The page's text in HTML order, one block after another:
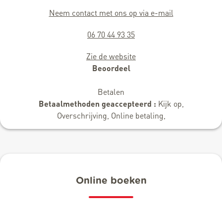
Neem contact met ons op via e-mail
06 70 44 93 35
Zie de website
Beoordeel
Betalen
Betaalmethoden geaccepteerd : Kijk op,
Overschrijving, Online betaling,
Online boeken